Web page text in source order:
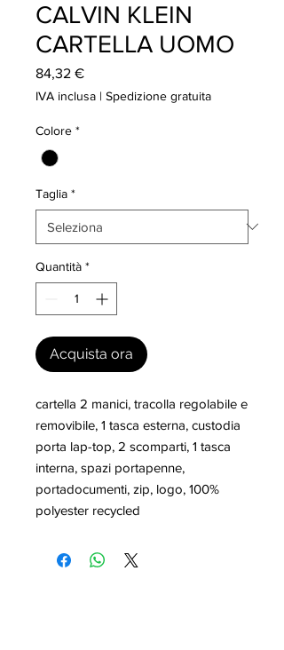
CALVIN KLEIN
CARTELLA UOMO
84,32 €Prezzo
IVA inclusa | Spedizione gratuita
Colore *
Taglia *
Quantità *
Acquista ora
cartella 2 manici, tracolla regolabile e
removibile, 1 tasca esterna, custodia
porta lap-top, 2 scomparti, 1 tasca
interna, spazi portapenne,
portadocumenti, zip, logo, 100%
polyester recycled